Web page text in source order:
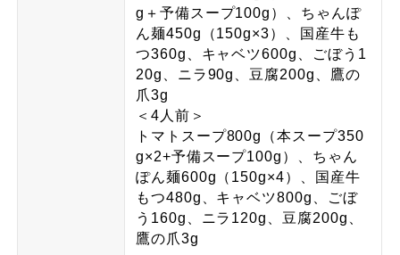
g＋予備スープ100g）、ちゃんぽ
ん麺450g（150g×3）、国産牛も
つ360g、キャベツ600g、ごぼう1
20g、ニラ90g、豆腐200g、鷹の
爪3g
＜4人前＞
トマトスープ800g（本スープ350
g×2+予備スープ100g）、ちゃん
ぽん麺600g（150g×4）、国産牛
もつ480g、キャベツ800g、ごぼ
う160g、ニラ120g、豆腐200g、
鷹の爪3g